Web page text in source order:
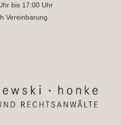
bis 17:00 Uhr
Vereinbarung